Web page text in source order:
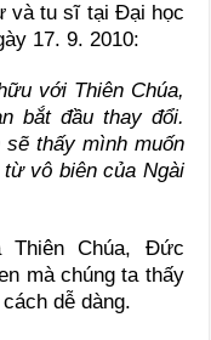
và tu sĩ tại Đại học
17. 9. 2010:
với Thiên Chúa,
bắt đầu thay đổi.
thấy mình muốn
từ vô biêncủa Ngài
Chúa, Đức
mà chúng ta thấy
dễ dàng.